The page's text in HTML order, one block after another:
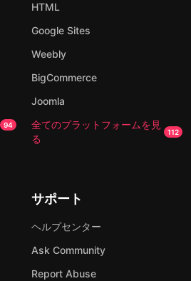
94
HTML
Google Sites
Weebly
BigCommerce
Joomla
全てのプラットフォームを見
る
112
サポート
ヘルプセンター
Ask Community
Report Abuse